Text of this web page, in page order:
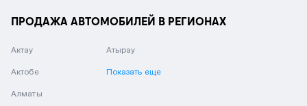
ПРОДАЖА АВТОМОБИЛЕЙ В РЕГИОНАХ
Актау
Актобе
Алматы
Атырау
Показать еще